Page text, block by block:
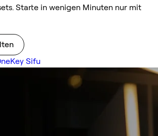
Starte in wenigen Minuten nur mit
Sifu